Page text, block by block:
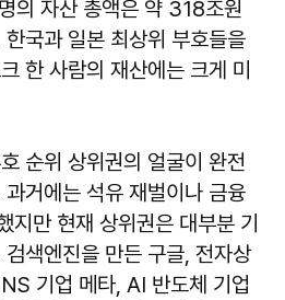
의 자산 총액은 약 318조원
국과 일본 최상위 부호들을
한 사람의 재산에는 크게 미
순위 상위권의 얼굴이 완전
거에는 석유 재벌이나 금융
지만 현재 상위권은 대부분 기
색엔진을 만든 구글, 전자상
기업 메타, AI 반도체 기업